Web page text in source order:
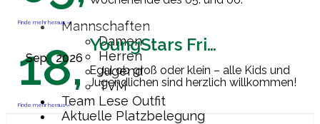
Mannschaften
Damen
Herren
Jugend
TVM
Team Lese Outfit
Aktuelle Platzbelegung
Endrunde zur Deutschen
Mannschaftsmeisterschaft der Herren
60 zu sein. Ab[…]
Finde mehr heraus »
Sep.
18,
2026
YoungStars Friday
Egal ob groß oder klein – alle Kids und
Jugendlichen sind herzlich willkommen!
Finde mehr heraus »